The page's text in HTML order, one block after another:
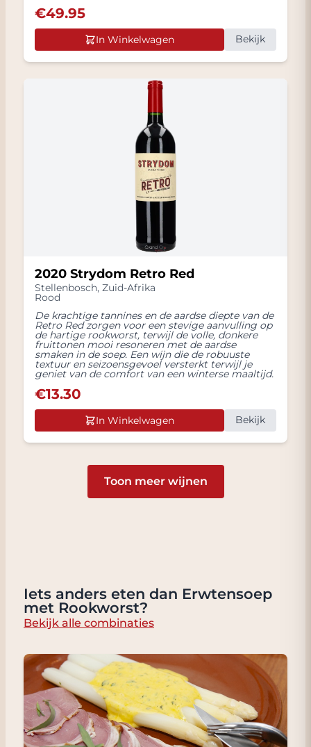
€49.95
In Winkelwagen Bekijk
2020 Strydom Retro Red
Stellenbosch, Zuid-Afrika
Rood
De krachtige tannines en de aardse diepte van de
Retro Red zorgen voor een stevige aanvulling op
de hartige rookworst, terwijl de volle, donkere
fruittonen mooi resoneren met de aardse
smaken in de soep. Een wijn die de robuuste
textuur en seizoensgevoel versterkt terwijl je
geniet van de comfort van een winterse maaltijd.
€13.30
In Winkelwagen Bekijk
Toon meer wijnen
Iets anders eten dan Erwtensoep
met Rookworst?
Bekijk alle combinaties